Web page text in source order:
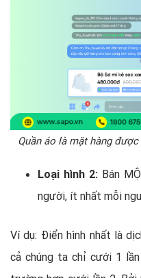
Quần áo là mặt hàng
Loại hình 2: Bán
người, ít nhất mỗi
Ví dụ: Điển hình nhất là
cả chúng ta chỉ cưới 1